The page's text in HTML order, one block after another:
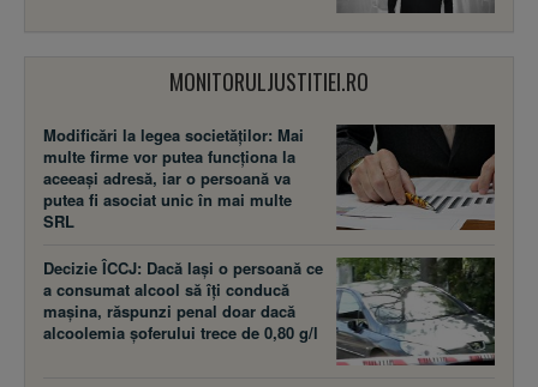
MONITORULJUSTITIEI.RO
Modificări la legea societăţilor: Mai
multe firme vor putea funcţiona la
aceeaşi adresă, iar o persoană va
putea fi asociat unic în mai multe
SRL
Decizie ÎCCJ: Dacă laşi o persoană ce
a consumat alcool să îţi conducă
maşina, răspunzi penal doar dacă
alcoolemia şoferului trece de 0,80 g/l